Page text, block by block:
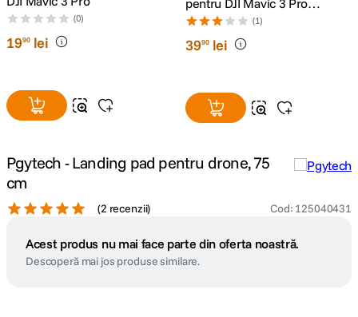
10 . dji osmo
(0)
1990 lei
pentru DJI Mavic 3 Pro
(NDPL 8 16 32 64)
(1)
3990 lei
Pgytech - Landing pad pentru drone, 75
cm
(2 recenzii) Cod: 125040431
Acest produs nu mai face parte din oferta noastră.
Descoperă mai jos produse similare.